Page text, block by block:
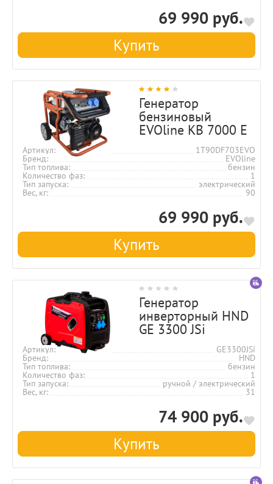
69 990 руб.
Купить
Генератор
бензиновый
EVOline KB 7000 E
Артикул 1T90DF703EVO
Бренд EVOline
Тип топлива бензин
Количество фаз 1
Тип запуска электрический
Вес, кг 90
69 990 руб.
Купить
Генератор
инверторный HND
GE 3300 JSi
Артикул GE3300JSi
Бренд HND
Тип топлива бензин
Количество фаз 1
Тип запуска ручной / электрический
Вес, кг 31
74 900 руб.
Купить